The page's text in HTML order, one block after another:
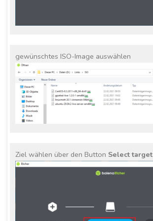
gewünschtes ISO-Image auswählen
Ziel wählen über den Button Select target